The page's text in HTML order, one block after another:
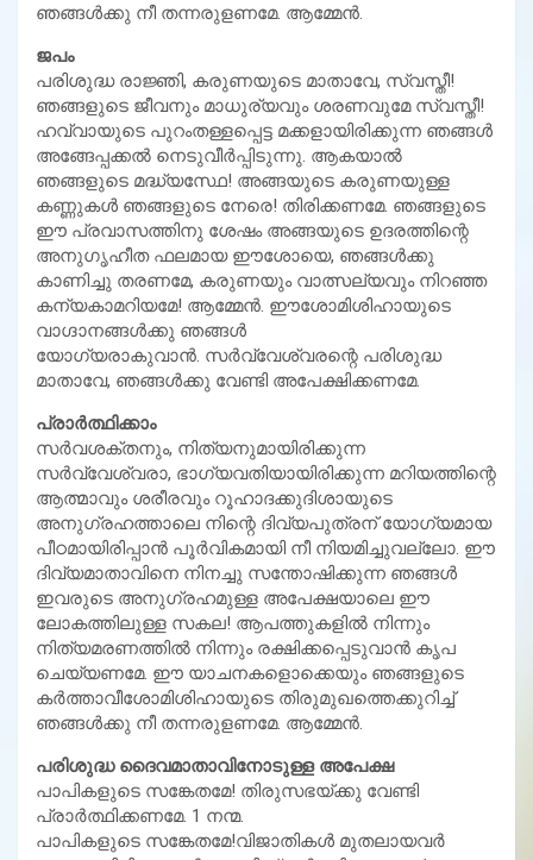
ഞങ്ങള്‍ക്കു നീ തന്നരുളണമേ. ആമ്മേന്‍.
ജപം
പരിശുദ്ധ രാജ്ഞി, കരുണയുടെ മാതാവേ, സ്വസ്തീ!
ഞങ്ങളുടെ ജീവനും മാധുര്യവും ശരണവുമേ സ്വസ്തീ!
ഹവ്വായുടെ പുറംതള്ളപ്പെട്ട മക്കളായിരിക്കുന്ന ഞങ്ങള്‍
അങ്ങേപ്പക്കല്‍ നെടുവീര്‍പ്പിടുന്നു. ആകയാല്‍
ഞങ്ങളുടെ മദ്ധ്യസ്ഥേ! അങ്ങയുടെ കരുണയുള്ള
കണ്ണുകള്‍ ഞങ്ങളുടെ നേരെ! തിരിക്കണമേ. ഞങ്ങളുടെ
ഈ പ്രവാസത്തിനു ശേഷം അങ്ങയുടെ ഉദരത്തിന്റെ
അനുഗൃഹീത ഫലമായ ഈശോയെ, ഞങ്ങള്‍ക്കു
കാണിച്ചു തരണമേ, കരുണയും വാത്സല്യവും നിറഞ്ഞ
കന്യകാമറിയമേ! ആമ്മേന്‍. ഈശോമിശിഹായുടെ
വാഗ്ദാനങ്ങള്‍ക്കു ഞങ്ങള്‍
യോഗ്യരാകുവാന്‍. സര്‍വ്വേശ്വരന്റെ പരിശുദ്ധ
മാതാവേ, ഞങ്ങള്‍ക്കു വേണ്ടി അപേക്ഷിക്കണമേ.
പ്രാര്‍ത്ഥിക്കാം
സര്‍വശക്തനും, നിത്യനുമായിരിക്കുന്ന
സര്‍വ്വേശ്വരാ, ഭാഗ്യവതിയായിരിക്കുന്ന മറിയത്തിന്റെ
ആത്മാവും ശരീരവും റൂഹാദക്കുദിശായുടെ
അനുഗ്രഹത്താലെ നിന്റെ ദിവ്യപുത്രന് യോഗ്യമായ
പീഠമായിരിപ്പാന്‍ പൂര്‍വികമായി നീ നിയമിച്ചുവല്ലോ. ഈ
ദിവ്യമാതാവിനെ നിനച്ചു സന്തോഷിക്കുന്ന ഞങ്ങള്‍
ഇവരുടെ അനുഗ്രഹമുള്ള അപേക്ഷയാലെ ഈ
ലോകത്തിലുള്ള സകല! ആപത്തുകളില്‍ നിന്നും
നിത്യമരണത്തില്‍ നിന്നും രക്ഷിക്കപ്പെടുവാന്‍ കൃപ
ചെയ്യണമേ. ഈ യാചനകളൊക്കെയും ഞങ്ങളുടെ
കര്‍ത്താവീശോമിശിഹായുടെ തിരുമുഖത്തെക്കുറിച്ച്
ഞങ്ങള്‍ക്കു നീ തന്നരുളണമേ. ആമ്മേന്‍.
പരിശുദ്ധ ദൈവമാതാവിനോടുള്ള അപേക്ഷ
പാപികളുടെ സങ്കേതമേ! തിരുസഭയ്ക്കു വേണ്ടി
പ്രാര്‍ത്ഥിക്കണമേ. 1 നന്മ.
പാപികളുടെ സങ്കേതമേ!വിജാതികള്‍ മുതലായവര്‍